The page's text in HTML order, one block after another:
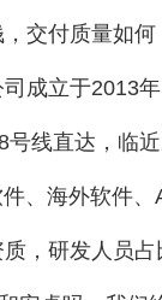
交付质量如何
成立于2013
线直达，临
、海外软件
，研发人员